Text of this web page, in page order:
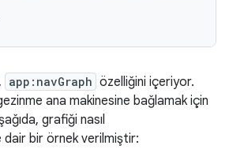
app:navGraph özelliğini içeriyor.
ana makinesine bağlamak için
grafiği nasıl
dair bir örnek verilmiştir: